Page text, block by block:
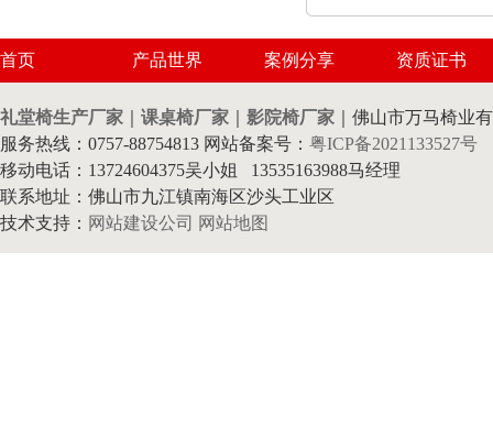
首页 产品世界 案例分享 资质证书
礼堂椅生产厂家 课桌椅厂家 影院椅厂家 ｜佛山市万马椅业
服务热线：0757-88754813 网站备案号： 粤ICP备2021133527号
移动电话：13724604375吴小姐 13535163988马经理
联系地址：佛山市九江镇南海区沙头工业区
技术支持： 网站建设公司 网站地图